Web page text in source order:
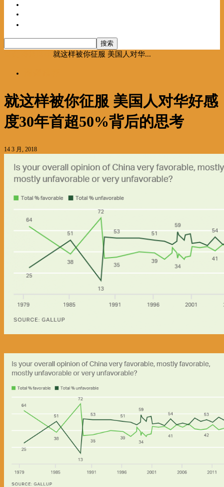
就这样被你征服 美国人对华...
就这样被你征服 美国人对华好感
度30年首超50%背后的思考
14 3 月, 2018